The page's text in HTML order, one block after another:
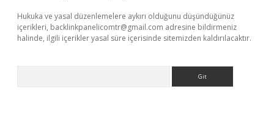
Hukuka ve yasal düzenlemelere aykırı olduğunu düşündüğünüz
içerikleri, backlinkpanelicomtr@gmail.com adresine bildirmeniz
halinde, ilgili içerikler yasal süre içerisinde sitemizden kaldırılacaktır.